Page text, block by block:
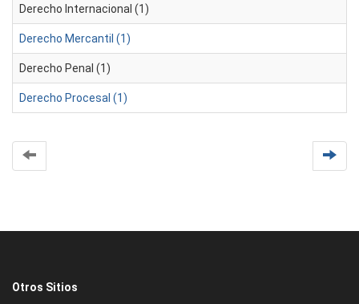
Derecho Internacional (1)
Derecho Mercantil (1)
Derecho Penal (1)
Derecho Procesal (1)
Otros Sitios